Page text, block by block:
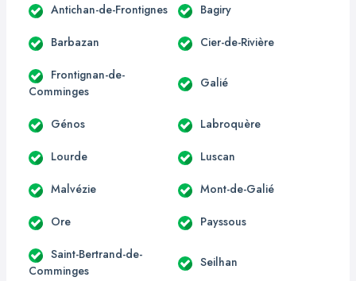
Antichan-de-Frontignes Bagiry
Barbazan Cier-de-Rivière
Frontignan-de-
Comminges
Galié
Génos Labroquère
Lourde Luscan
Malvézie Mont-de-Galié
Ore Payssous
Saint-Bertrand-de-
Comminges
Seilhan